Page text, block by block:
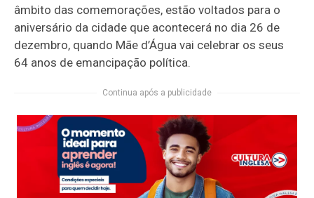
âmbito das comemorações, estão voltados para o
aniversário da cidade que acontecerá no dia 26 de
dezembro, quando Mãe d’Água vai celebrar os seus
64 anos de emancipação política.
Continua após a publicidade